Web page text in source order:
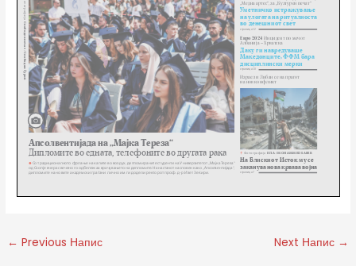
← Previous Напис Next Напис →